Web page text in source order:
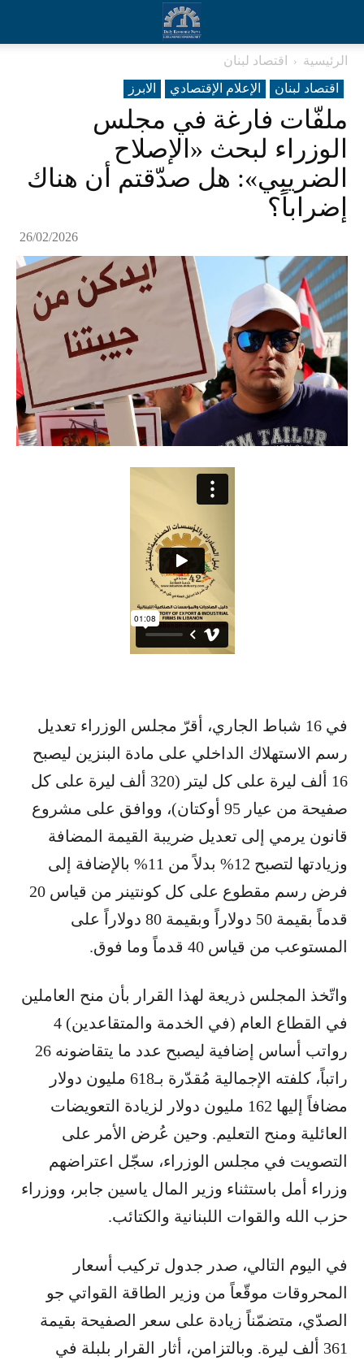
الرئيسية
اقتصاد لبنان
اقتصاد لبنان
الإعلام الإقتصادي الابرز
ملفّات فارغة في مجلس
الوزراء لبحث «الإصلاح
الضريبي»: هل صدّقتم أن هناك
إضراباً؟
26/02/2026
في 16 شباط الجاري، أقرّ مجلس الوزراء تعديل
رسم الاستهلاك الداخلي على مادة البنزين ليصبح
16 ألف ليرة على كل ليتر (320 ألف ليرة على كل
صفيحة من عيار 95 أوكتان)، ووافق على مشروع
قانون يرمي إلى تعديل ضريبة القيمة المضافة
وزيادتها لتصبح 12% بدلاً من 11% بالإضافة إلى
فرض رسم مقطوع على كل كونتينر من قياس 20
قدماً بقيمة 50 دولاراً وبقيمة 80 دولاراً على
المستوعب من قياس 40 قدماً وما فوق.
واتّخذ المجلس ذريعة لهذا القرار بأن منح العاملين
في القطاع العام (في الخدمة والمتقاعدين) 4
رواتب أساس إضافية ليصبح عدد ما يتقاضونه 26
راتباً، كلفته الإجمالية مُقدّرة بـ618 مليون دولار
مضافاً إليها 162 مليون دولار لزيادة التعويضات
العائلية ومنح التعليم. وحين عُرض الأمر على
التصويت في مجلس الوزراء، سجّل اعتراضهم
وزراء أمل باستثناء وزير المال ياسين جابر، ووزراء
حزب الله والقوات اللبنانية والكتائب.
في اليوم التالي، صدر جدول تركيب أسعار
المحروقات موقّعاً من وزير الطاقة القواتي جو
الصدّي، متضمّناً زيادة على سعر الصفيحة بقيمة
361 ألف ليرة. وبالتزامن، أثار القرار بلبلة في